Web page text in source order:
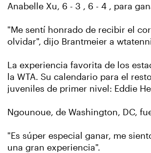
Anabelle Xu, 6 - 3 , 6 - 4 , para
"Me sentí honrado de recibir el
olvidar", dijo Brantmeier a
La experiencia favorita de los
la WTA. Su calendario para el
juveniles de primer nivel: Eddie
Ngounoue, de Washington, DC,
"Es súper especial ganar, me
una gran experiencia".